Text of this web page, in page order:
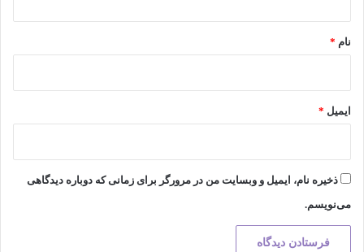
نام *
ایمیل *
ذخیره نام، ایمیل و وبسایت من در مرورگر برای زمانی که دوباره دیدگاهی
می‌نویسم.